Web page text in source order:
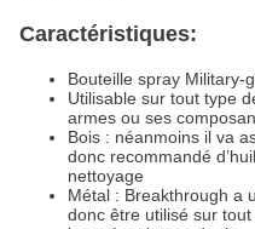
Caractéristiques:
Bouteille spray Military-
Utilisable sur tout type
armes ou ses
Bois : néanmoins il va
donc recommandé
nettoyage
Métal : Breakthrough a
donc être utilisé sur